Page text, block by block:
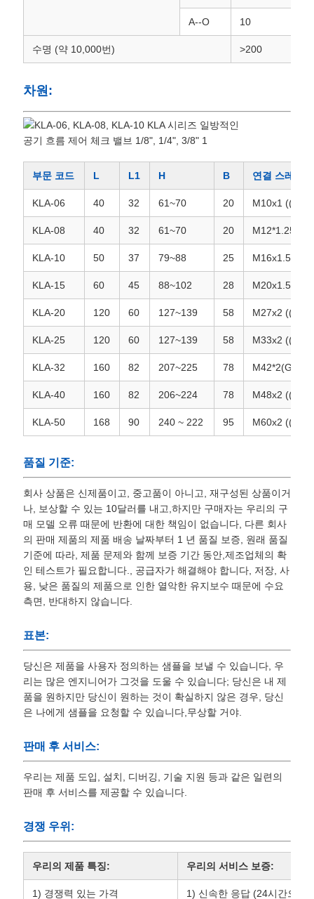
A--O 10
수명 (약 10,000번) >200
차원:
부문 코드 L L1 H B 연결 스레드
KLA-06 40 32 61~70 20 M10x1 ((G1/
KLA-08 40 32 61~70 20
KLA-10 50 37 79~88 25 M16x1.5
KLA-15 60 45 88~102 28 M20x1.5
KLA-20 120 60 127~139 58 M27x2 ((G3/
KLA-25 120 60 127~139 58 M33x2 ((G1)
KLA-32 160 82 207~225 78 M42*2(G1 1/
KLA-40 160 82 206~224 78 M48x2 ((G1
KLA-50 168 90 240 ~ 222 95 M60x2 ((G2)
품질 기준:
회사 상품은 신제품이고, 중고품이 아니고, 재구성된 상품이거
나, 보상할 수 있는 10달러를 내고,하지만 구매자는 우리의 구
매 모델 오류 때문에 반환에 대한 책임이 없습니다, 다른 회사
의 판매 제품의 제품 배송 날짜부터 1 년 품질 보증, 원래 품질
기준에 따라, 제품 문제와 함께 보증 기간 동안,제조업체의 확
인 테스트가 필요합니다., 공급자가 해결해야 합니다, 저장, 사
용, 낮은 품질의 제품으로 인한 열악한 유지보수 때문에 수요
측면, 반대하지 않습니다.
표본:
당신은 제품을 사용자 정의하는 샘플을 보낼 수 있습니다, 우
리는 많은 엔지니어가 그것을 도울 수 있습니다; 당신은 내 제
품을 원하지만 당신이 원하는 것이 확실하지 않은 경우, 당신
은 나에게 샘플을 요청할 수 있습니다,무상할 거야.
판매 후 서비스:
우리는 제품 도입, 설치, 디버깅, 기술 지원 등과 같은 일련의
판매 후 서비스를 제공할 수 있습니다.
경쟁 우위:
우리의 제품 특징: 우리의 서비스 보증:
1) 경쟁력 있는 가격 1) 신속한 응답 (24시간으로